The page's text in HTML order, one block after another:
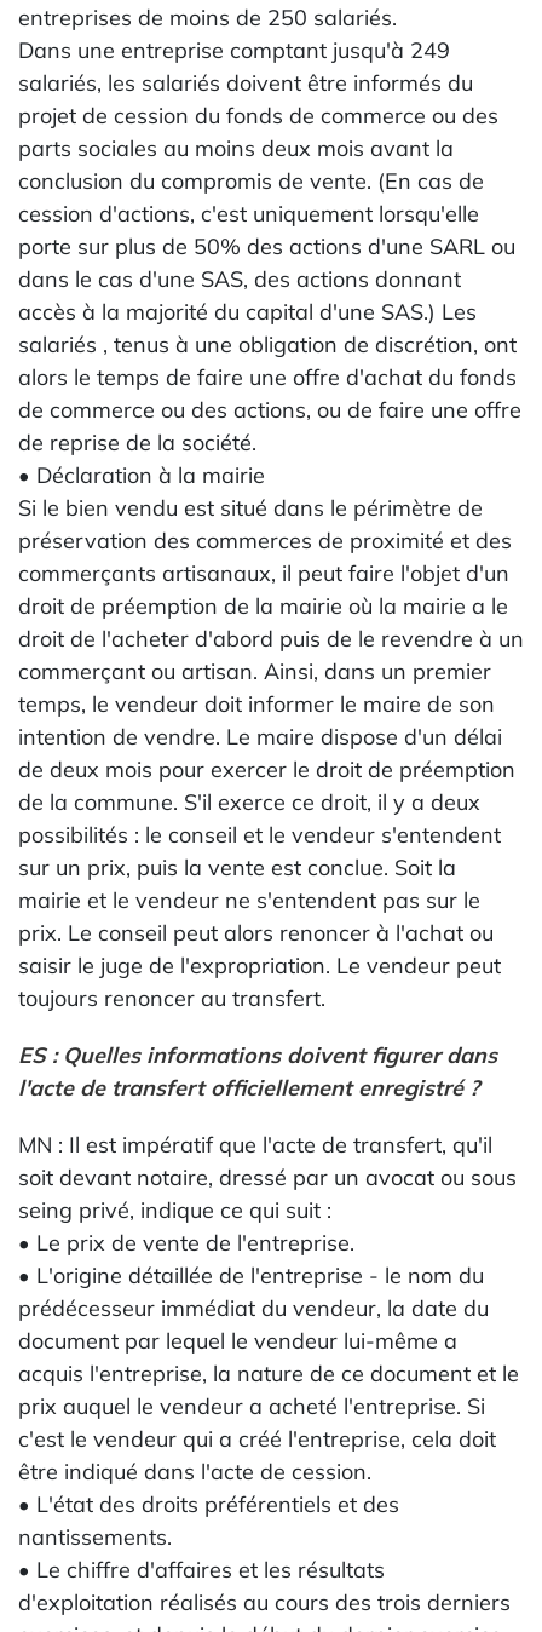
entreprises de moins de 250 salariés.
Dans une entreprise comptant jusqu'à 249
salariés, les salariés doivent être informés du
projet de cession du fonds de commerce ou des
parts sociales au moins deux mois avant la
conclusion du compromis de vente. (En cas de
cession d'actions, c'est uniquement lorsqu'elle
porte sur plus de 50% des actions d'une SARL ou
dans le cas d'une SAS, des actions donnant
accès à la majorité du capital d'une SAS.) Les
salariés , tenus à une obligation de discrétion, ont
alors le temps de faire une offre d'achat du fonds
de commerce ou des actions, ou de faire une offre
de reprise de la société.
• Déclaration à la mairie
Si le bien vendu est situé dans le périmètre de
préservation des commerces de proximité et des
commerçants artisanaux, il peut faire l'objet d'un
droit de préemption de la mairie où la mairie a le
droit de l'acheter d'abord puis de le revendre à un
commerçant ou artisan. Ainsi, dans un premier
temps, le vendeur doit informer le maire de son
intention de vendre. Le maire dispose d'un délai
de deux mois pour exercer le droit de préemption
de la commune. S'il exerce ce droit, il y a deux
possibilités : le conseil et le vendeur s'entendent
sur un prix, puis la vente est conclue. Soit la
mairie et le vendeur ne s'entendent pas sur le
prix. Le conseil peut alors renoncer à l'achat ou
saisir le juge de l'expropriation. Le vendeur peut
toujours renoncer au transfert.
ES : Quelles informations doivent figurer dans
l'acte de transfert officiellement enregistré ?
MN : Il est impératif que l'acte de transfert, qu'il
soit devant notaire, dressé par un avocat ou sous
seing privé, indique ce qui suit :
• Le prix de vente de l'entreprise.
• L'origine détaillée de l'entreprise - le nom du
prédécesseur immédiat du vendeur, la date du
document par lequel le vendeur lui-même a
acquis l'entreprise, la nature de ce document et le
prix auquel le vendeur a acheté l'entreprise. Si
c'est le vendeur qui a créé l'entreprise, cela doit
être indiqué dans l'acte de cession.
• L'état des droits préférentiels et des
nantissements.
• Le chiffre d'affaires et les résultats
d'exploitation réalisés au cours des trois derniers